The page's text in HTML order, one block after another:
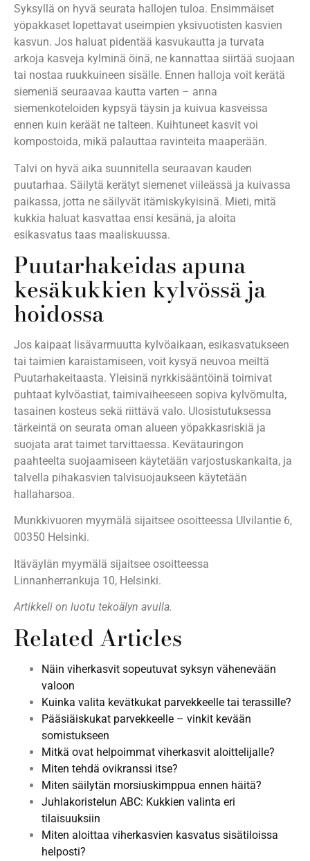
Syksyllä on hyvä seurata hallojen tuloa. Ensimmäiset
yöpakkaset lopettavat useimpien yksivuotisten kasvien
kasvun. Jos haluat pidentää kasvukautta ja turvata
arkoja kasveja kylminä öinä, ne kannattaa siirtää suojaan
tai nostaa ruukkuineen sisälle. Ennen halloja voit kerätä
siemeniä seuraavaa kautta varten – anna
siemenkoteloiden kypsyä täysin ja kuivua kasveissa
ennen kuin keräät ne talteen. Kuihtuneet kasvit voi
kompostoida, mikä palauttaa ravinteita maaperään.
Talvi on hyvä aika suunnitella seuraavan kauden
puutarhaa. Säilytä kerätyt siemenet viileässä ja kuivassa
paikassa, jotta ne säilyvät itämiskykyisinä. Mieti, mitä
kukkia haluat kasvattaa ensi kesänä, ja aloita
esikasvatus taas maaliskuussa.
Puutarhakeidas apuna
kesäkukkien kylvössä ja
hoidossa
Jos kaipaat lisävarmuutta kylvöaikaan, esikasvatukseen
tai taimien karaistamiseen, voit kysyä neuvoa meiltä
Puutarhakeitaasta. Yleisinä nyrkkisääntöinä toimivat
puhtaat kylvöastiat, taimivaiheeseen sopiva kylvömulta,
tasainen kosteus sekä riittävä valo. Ulosistutuksessa
tärkeintä on seurata oman alueen yöpakkasriskiä ja
suojata arat taimet tarvittaessa. Kevätauringon
paahteelta suojaamiseen käytetään varjostuskankaita, ja
talvella pihakasvien talvisuojaukseen käytetään
hallaharsoa.
Munkkivuoren myymälä sijaitsee osoitteessa Ulvilantie 6,
00350 Helsinki.
Itäväylän myymälä sijaitsee osoitteessa
Linnanherrankuja 10, Helsinki.
Artikkeli on luotu tekoälyn avulla.
Related Articles
Näin viherkasvit sopeutuvat syksyn vähenevään
valoon
Kuinka valita kevätkukat parvekkeelle tai terassille?
Pääsiäiskukat parvekkeelle – vinkit kevään
somistukseen
Mitkä ovat helpoimmat viherkasvit aloittelijalle?
Miten tehdä ovikranssi itse?
Miten säilytän morsiuskimppua ennen häitä?
Juhlakoristelun ABC: Kukkien valinta eri
tilaisuuksiin
Miten aloittaa viherkasvien kasvatus sisätiloissa
helposti?